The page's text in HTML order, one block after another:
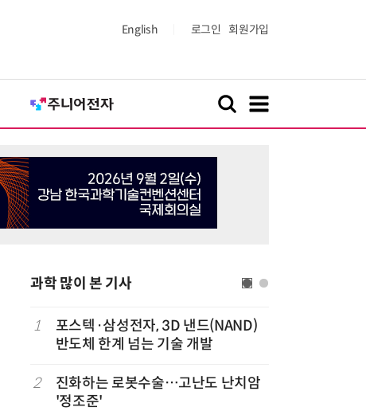
English 로그인 회원가입
과학 많이 본 기사
1
포스텍·삼성전자, 3D 낸드(NAND)
반도체 한계 넘는 기술 개발
2
진화하는 로봇수술…고난도 난치암
'정조준'